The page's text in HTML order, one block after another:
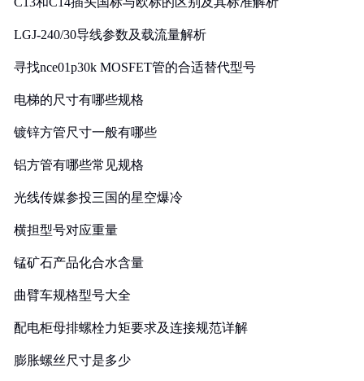
LGJ-240/30导线参数及载流量解析
寻找nce01p30k MOSFET管的合适替代型号
电梯的尺寸有哪些规格
镀锌方管尺寸一般有哪些
铝方管有哪些常见规格
光线传媒参投三国的星空爆冷
横担型号对应重量
锰矿石产品化合水含量
曲臂车规格型号大全
配电柜母排螺栓力矩要求及连接规范详解
膨胀螺丝尺寸是多少